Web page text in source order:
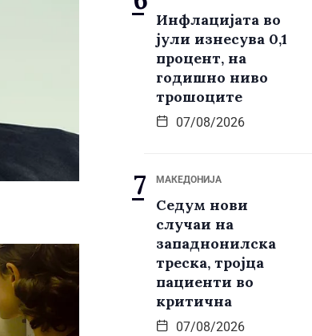
Инфлацијата во
јули изнесува 0,1
процент, на
годишно ниво
трошоците
07/08/2026
МАКЕДОНИЈА
Седум нови
случаи на
западнонилска
треска, тројца
пациенти во
критична
07/08/2026